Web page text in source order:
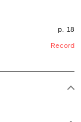
p. 18
Record